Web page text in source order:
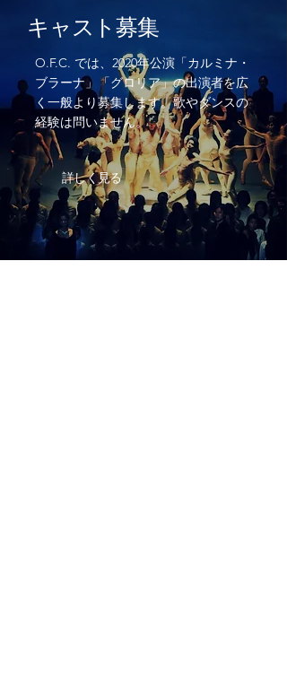
キャスト募集
O.F.C. では、2020年公演「カルミナ・
ブラーナ」「グロリア」の出演者を広
く一般より募集します。歌やダンスの
経験は問いません。
詳しく見る